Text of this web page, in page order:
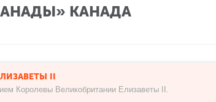
КАНАДА
II
Королевы Великобритании Елизаветы II.